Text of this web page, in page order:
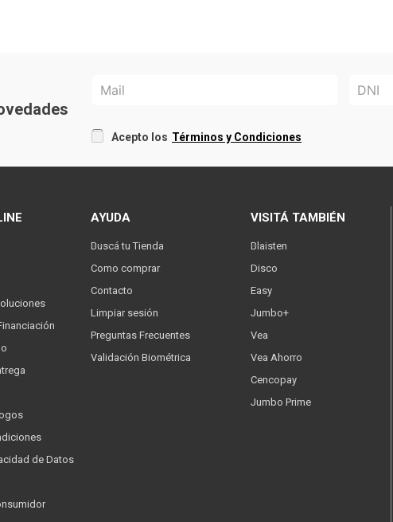
Acepto los Términos y Condiciones
de Datos
AYUDA
Buscá tu Tienda
Como comprar
Contacto
Limpiar sesión
Preguntas Frecuentes
Validación Biométrica
VISITÁ TAMBIÉN
Blaisten
Disco
Easy
Jumbo+
Vea
Vea Ahorro
Cencopay
Jumbo Prime